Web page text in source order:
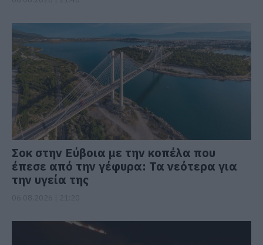
Σοκ στην Εύβοια με την κοπέλα που
έπεσε από την γέφυρα: Τα νεότερα για
την υγεία της